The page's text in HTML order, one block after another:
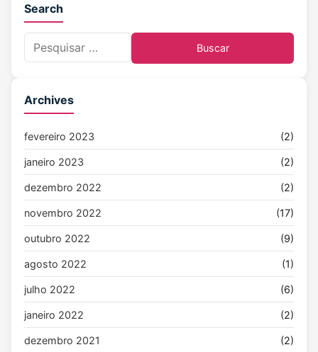
Search
e
q
u
i
s
a
r
o
r
:
Archives
fevereiro 2023 (2)
janeiro 2023 (2)
dezembro 2022 (2)
novembro 2022 (17)
outubro 2022 (9)
agosto 2022 (1)
julho 2022 (6)
janeiro 2022 (2)
dezembro 2021 (2)